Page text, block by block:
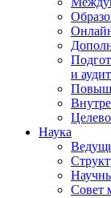
и
Наука
Совет